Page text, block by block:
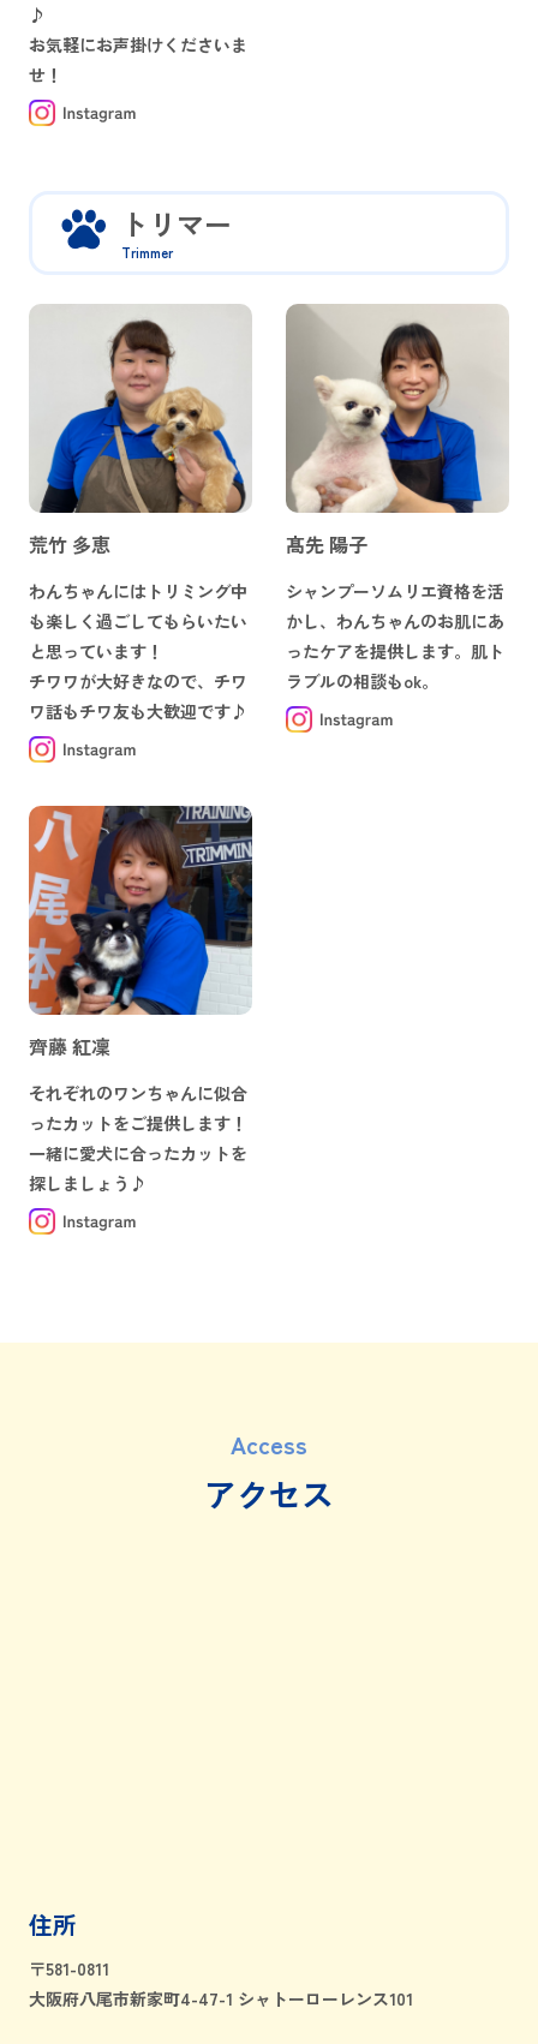
♪
お気軽にお声掛けくださいま
せ！
トリマー
Trimmer
荒竹 多恵
わんちゃんにはトリミング中
も楽しく過ごしてもらいたい
と思っています！
チワワが大好きなので、チワ
ワ話もチワ友も大歓迎です♪
髙先 陽子
シャンプーソムリエ資格を活
かし、わんちゃんのお肌にあ
ったケアを提供します。肌ト
ラブルの相談もok。
齊藤 紅凜
それぞれのワンちゃんに似合
ったカットをご提供します！
一緒に愛犬に合ったカットを
探しましょう♪
Access
アクセス
住所
〒581-0811
大阪府八尾市新家町4-47-1 シャトーローレンス101